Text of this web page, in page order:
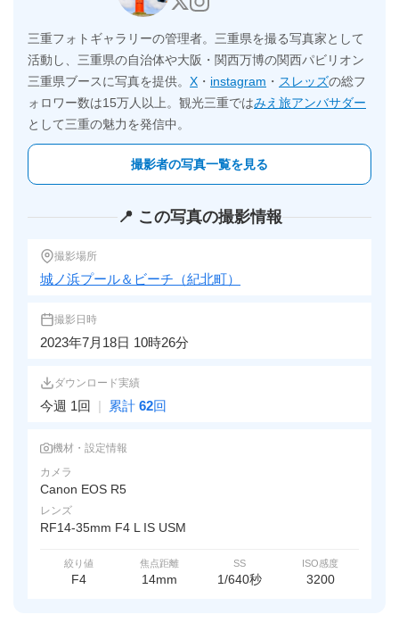
三重フォトギャラリーの管理者。三重県を撮る写真家として
活動し、三重県の自治体や大阪・関西万博の関西パビリオン
三重県ブースに写真を提供。 X ・ instagram ・ スレッズの総フ
ォロワー数は15万人以上。観光三重ではみえ旅アンバサダー
として三重の魅力を発信中。
撮影者の写真一覧を見る
📍 この写真の撮影情報
撮影場所
城ノ浜プール＆ビーチ（紀北町）
撮影日時
2023年7月18日 10時26分
ダウンロード実績
今週 1回 | 累計 62回
機材・設定情報
カメラ
Canon EOS R5
レンズ
RF14-35mm F4 L IS USM
絞り値
F4
焦点距離
14mm
SS
1/640秒
ISO感度
3200